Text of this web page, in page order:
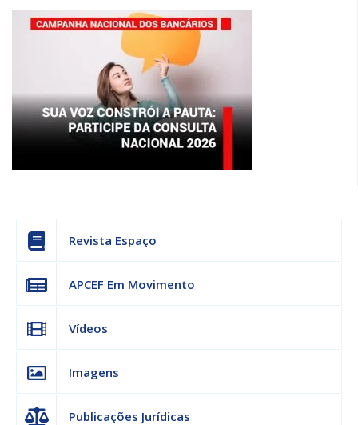
Revista Espaço
APCEF Em Movimento
Vídeos
Imagens
Publicações Jurídicas